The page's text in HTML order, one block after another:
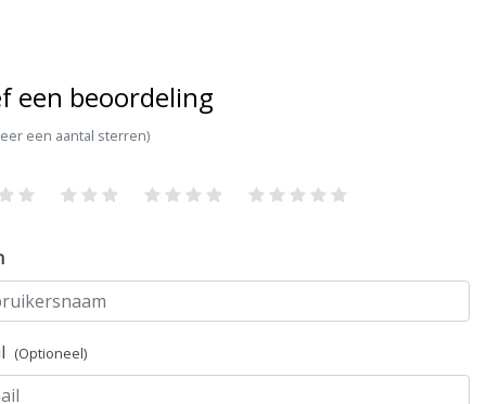
een beoordeling
een aantal sterren)
(Optioneel)